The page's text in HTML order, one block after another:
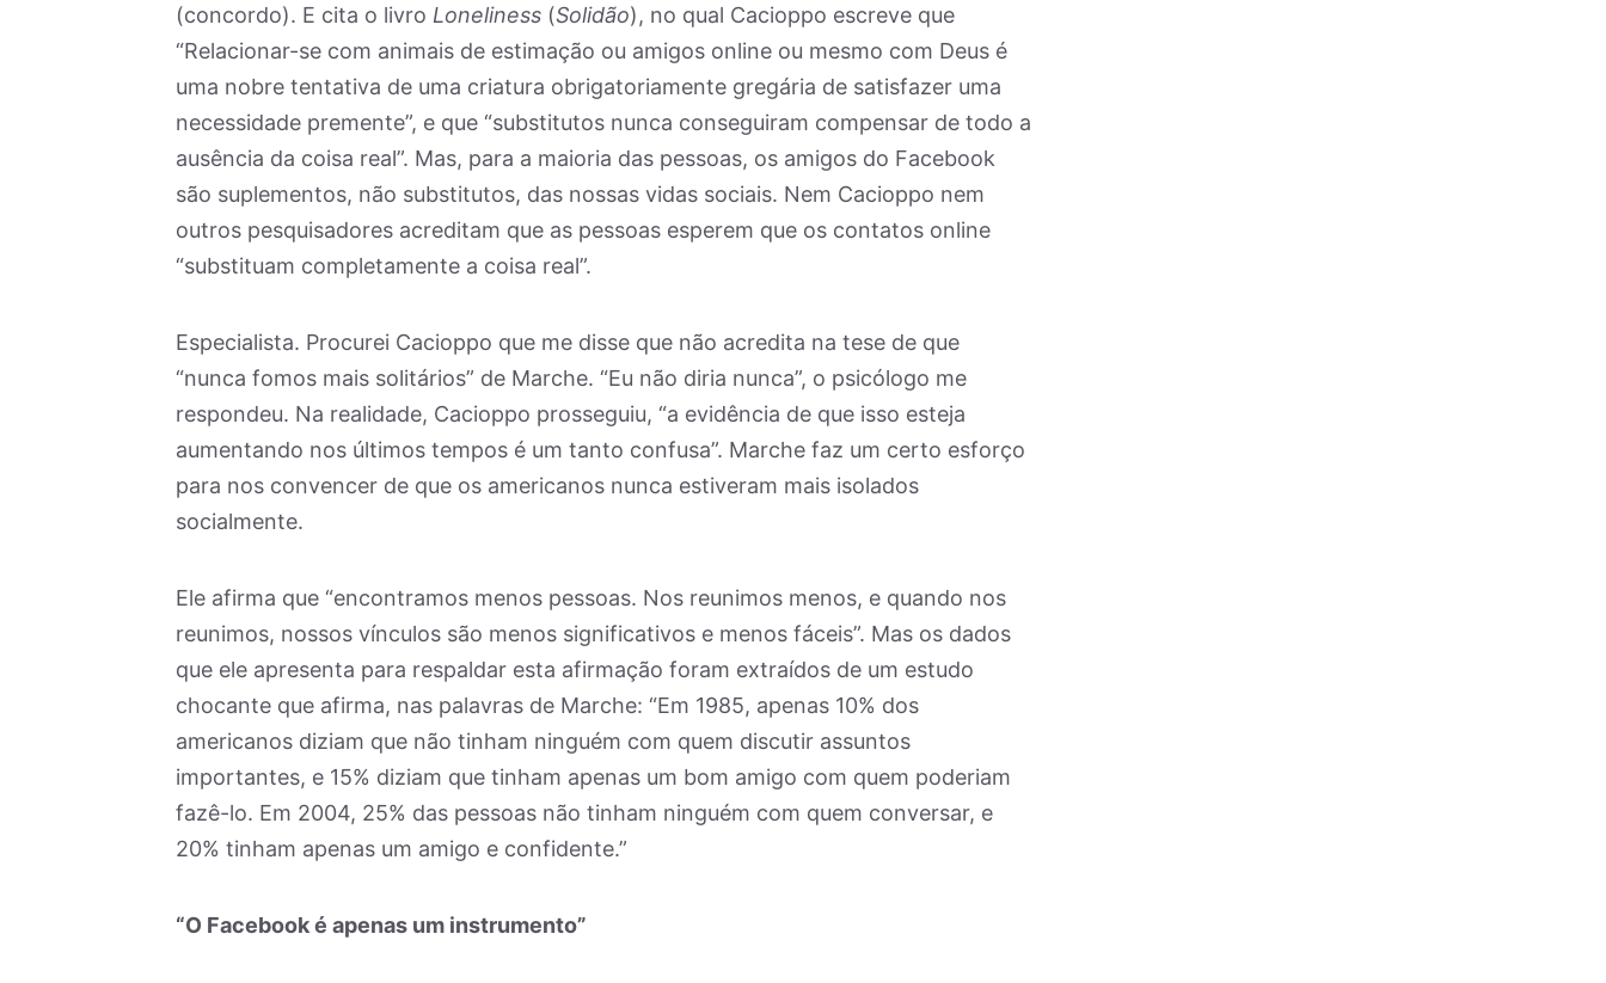
(concordo). E cita o livro Loneliness (Solidão), no qual Cacioppo escreve que
“Relacionar-se com animais de estimação ou amigos online ou mesmo com Deus é
uma nobre tentativa de uma criatura obrigatoriamente gregária de satisfazer uma
necessidade premente”, e que “substitutos nunca conseguiram compensar de todo a
ausência da coisa real”. Mas, para a maioria das pessoas, os amigos do Facebook
são suplementos, não substitutos, das nossas vidas sociais. Nem Cacioppo nem
outros pesquisadores acreditam que as pessoas esperem que os contatos online
“substituam completamente a coisa real”.
Especialista. Procurei Cacioppo que me disse que não acredita na tese de que
“nunca fomos mais solitários” de Marche. “Eu não diria nunca”, o psicólogo me
respondeu. Na realidade, Cacioppo prosseguiu, “a evidência de que isso esteja
aumentando nos últimos tempos é um tanto confusa”. Marche faz um certo esforço
para nos convencer de que os americanos nunca estiveram mais isolados
socialmente.
Ele afirma que “encontramos menos pessoas. Nos reunimos menos, e quando nos
reunimos, nossos vínculos são menos significativos e menos fáceis”. Mas os dados
que ele apresenta para respaldar esta afirmação foram extraídos de um estudo
chocante que afirma, nas palavras de Marche: “Em 1985, apenas 10% dos
americanos diziam que não tinham ninguém com quem discutir assuntos
importantes, e 15% diziam que tinham apenas um bom amigo com quem poderiam
fazê-lo. Em 2004, 25% das pessoas não tinham ninguém com quem conversar, e
20% tinham apenas um amigo e confidente.”
“O Facebook é apenas um instrumento”